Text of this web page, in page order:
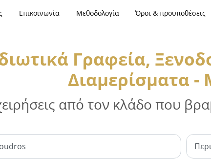
Επικοινωνία Μεθοδολογία Όροι & προϋποθέσεις
Γραφεία,
Διαμερίσματα
από τον κλάδο που